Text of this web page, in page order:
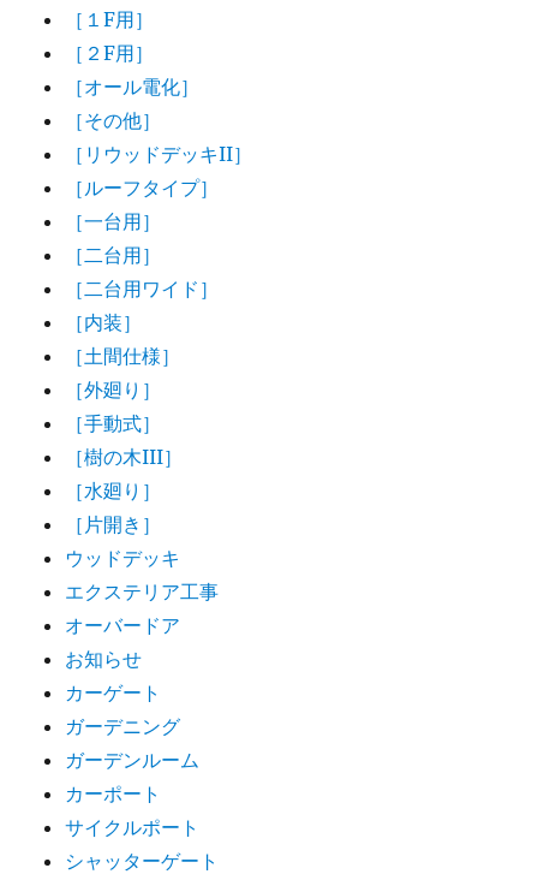
［１F用］
［２F用］
［オール電化］
［その他］
［リウッドデッキII］
［ルーフタイプ］
［一台用］
［二台用］
［二台用ワイド］
［内装］
［土間仕様］
［外廻り］
［手動式］
［樹の木III］
［水廻り］
［片開き］
ウッドデッキ
エクステリア工事
オーバードア
お知らせ
カーゲート
ガーデニング
ガーデンルーム
カーポート
サイクルポート
シャッターゲート